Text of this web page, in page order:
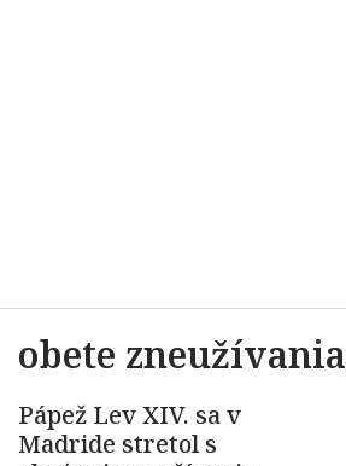
obete zneužívania
Pápež Lev XIV. sa v
Madride stretol s